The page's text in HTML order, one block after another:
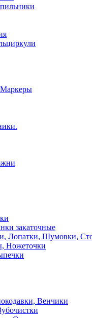
закаточные
Лопатки, Шумовки,
Ножеточки
Венчики